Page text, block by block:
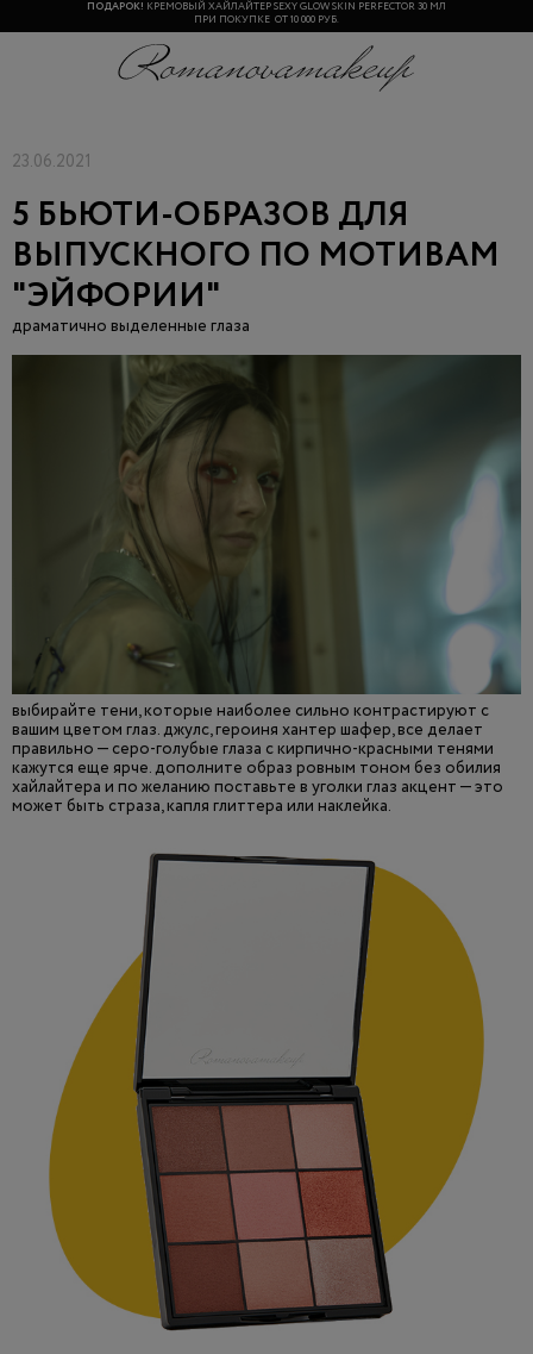
ПОДАРОК! КРЕМОВЫЙ ХАЙЛАЙТЕР SEXY GLOW SKIN PERFECTOR 30 МЛ
ПРИ ПОКУПКЕ ОТ 10 000 РУБ.
23.06.2021
5 БЬЮТИ-ОБРАЗОВ ДЛЯ
ВЫПУСКНОГО ПО МОТИВАМ
"ЭЙФОРИИ"
драматично выделенные глаза
выбирайте тени, которые наиболее сильно контрастируют с
вашим цветом глаз. джулс, героиня хантер шафер, все делает
правильно — серо-голубые глаза с кирпично-красными тенями
кажутся еще ярче. дополните образ ровным тоном без обилия
хайлайтера и по желанию поставьте в уголки глаз акцент — это
может быть страза, капля глиттера или наклейка.